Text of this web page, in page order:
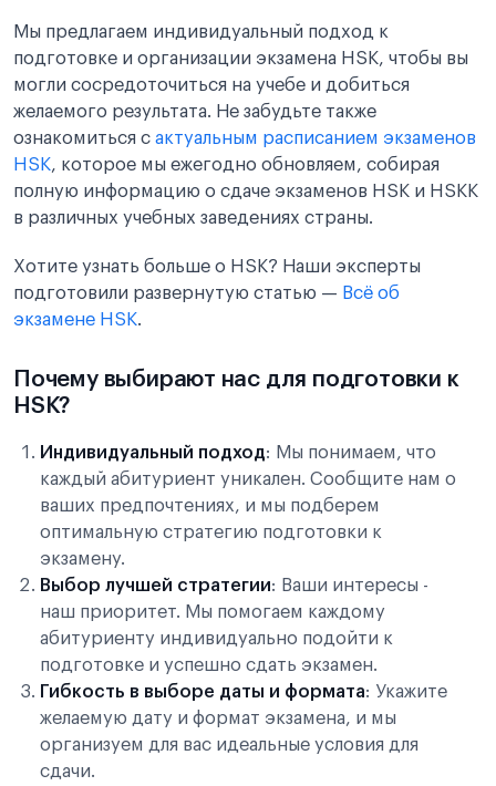
Мы предлагаем индивидуальный подход к
подготовке и организации экзамена HSK, чтобы вы
могли сосредоточиться на учебе и добиться
желаемого результата. Не забудьте также
ознакомиться с актуальным расписанием экзаменов
HSK, которое мы ежегодно обновляем, собирая
полную информацию о сдаче экзаменов HSK и HSKK
в различных учебных заведениях страны.
Хотите узнать больше о HSK? Наши эксперты
подготовили развернутую статью — Всё об
экзамене HSK.
Почему выбирают нас для подготовки к
HSK?
Индивидуальный подход: Мы понимаем, что
каждый абитуриент уникален. Сообщите нам о
ваших предпочтениях, и мы подберем
оптимальную стратегию подготовки к
экзамену.
Выбор лучшей стратегии: Ваши интересы -
наш приоритет. Мы помогаем каждому
абитуриенту индивидуально подойти к
подготовке и успешно сдать экзамен.
Гибкость в выборе даты и формата: Укажите
желаемую дату и формат экзамена, и мы
организуем для вас идеальные условия для
сдачи.